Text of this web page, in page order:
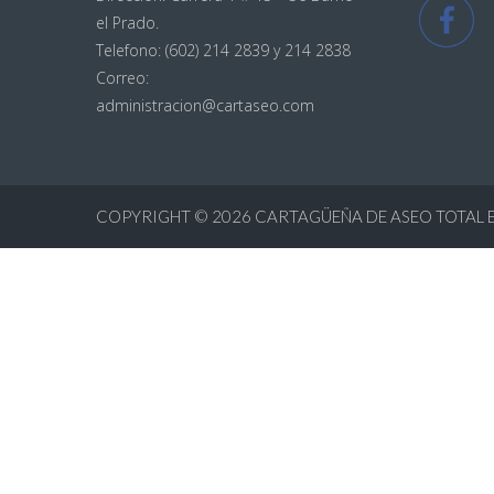
el Prado.
Telefono: (602) 214 2839 y 214 2838
Correo:
administracion@cartaseo.com
COPYRIGHT © 2026 CARTAGÜEÑA DE ASEO TOTAL